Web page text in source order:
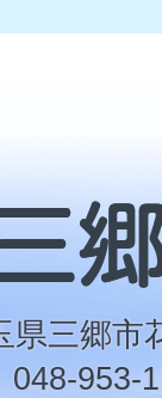
県三郷市
048-953-